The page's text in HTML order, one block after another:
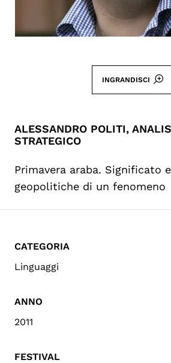
INGRANDISCI
ALESSANDRO POLITI,
STRATEGICO
Primavera araba. Significato
geopolitiche di un fenomeno
CATEGORIA
Linguaggi
ANNO
2011
FESTIVAL